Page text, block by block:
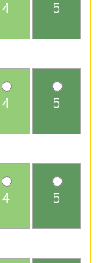
4 5
4 5
4 5